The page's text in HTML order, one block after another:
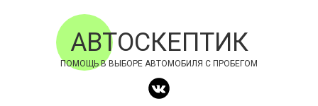
АВТОСКЕПТИК
ПОМОЩЬ В ВЫБОРЕ АВТОМОБИЛЯ С ПРОБЕГОМ